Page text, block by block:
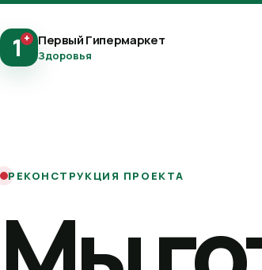
1+ Первый Гипермаркет
Здоровья
РЕКОНСТРУКЦИЯ ПРОЕКТА